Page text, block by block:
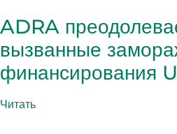
ADRA
вызванные
финансирования
Читать